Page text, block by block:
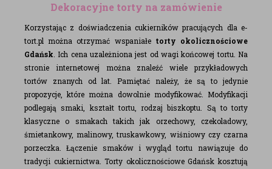
Dekoracyjne torty na zamówienie
Korzystając z doświadczenia cukierników pracujących dla e-
tort.pl można otrzymać wspaniałe torty okolicznościowe
Gdańsk . Ich cena uzależniona jest od wagi końcowej tortu. Na
stronie internetowej można znaleźć wiele przykładowych
tortów znanych od lat. Pamiętać należy, że są to jedynie
propozycje, które można dowolnie modyfikować. Modyfikacji
podlegają smaki, kształt tortu, rodzaj biszkoptu. Są to torty
klasyczne o smakach takich jak orzechowy, czekoladowy,
śmietankowy, malinowy, truskawkowy, wiśniowy czy czarna
porzeczka. Łączenie smaków i wygląd tortu nawiązuje do
tradycji cukiernictwa. Torty okolicznościowe Gdańsk kosztują